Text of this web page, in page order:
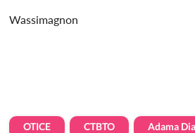
Wassimagnon
OTICE CTBTO Adama